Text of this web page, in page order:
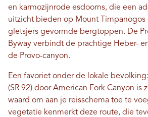
en karmozijnrode esdoorns, die een
uitzicht bieden op Mount Timpanogos
gletsjers gevormde bergtoppen. De
Byway verbindt de prachtige Heber-
de Provo-canyon.
Een favoriet onder de lokale
(SR 92) door American Fork Canyon is
waard om aan je reisschema toe te
vegetatie kenmerkt deze route, die